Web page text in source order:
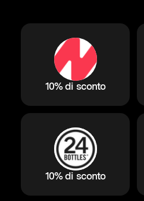
10% di sconto
10% di sconto